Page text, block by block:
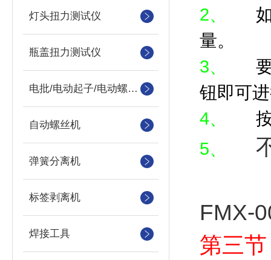
灯头扭力测试仪
瓶盖扭力测试仪
电批/电动起子/电动螺丝刀
自动螺丝机
弹簧分离机
标签剥离机
焊接工具
2、
量。
3、
钮即可
4、
5、
FMX-
第三